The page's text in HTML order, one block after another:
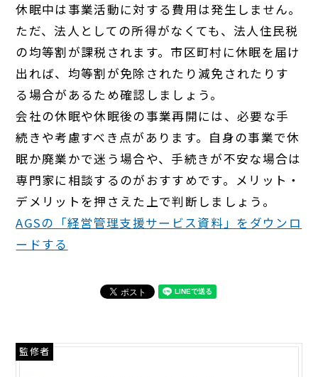
休眠中は事業活動に対する費用は発生しません。
ただ、法人としての所得がなくても、法人住民税
の均等割が課税されます。市区町村に休眠を届け
出れば、均等割が免除されたり減免されたりす
る場合があるため確認しましょう。
会社の休眠や休眠後の事業再開には、必要な手
続きや考慮すべき点があります。自身の事業で休
眠か廃業かで迷う場合や、手続きが不安な場合は
専門家に相談するのがおすすめです。メリット・
デメリットを押さえた上で判断しましょう。
AGSの「経営管理支援サービス資料」をダウンロ
ードする
監修者